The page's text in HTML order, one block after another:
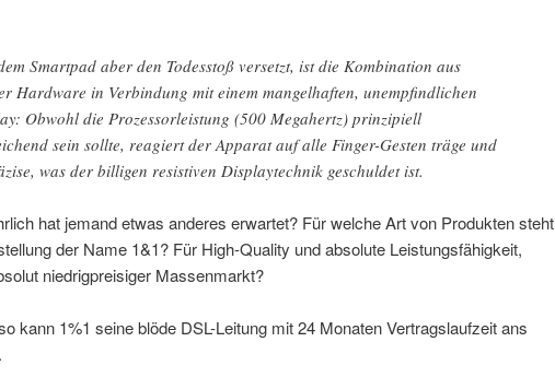
Smartpad aber den Todesstoß versetzt, ist die Kombination aus
Hardware in Verbindung mit einem mangelhaften, unempfindlichen
Obwohl die Prozessorleistung (500 Megahertz) prinzipiell
sein sollte, reagiert der Apparat auf alle Finger-Gesten träge und
was der billigen resistiven Displaytechnik geschuldet ist.
hat jemand etwas anderes erwartet? Für welche Art von Produkten steht
der Name 1&1? Für High-Quality und absolute Leistungsfähigkeit,
niedrigpreisiger Massenmarkt?
kann 1%1 seine blöde DSL-Leitung mit 24 Monaten Vertragslaufzeit ans